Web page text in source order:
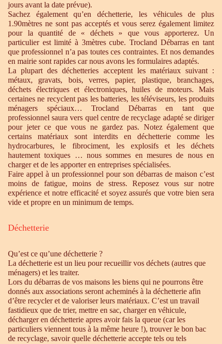
jours avant la date prévue).
Sachez également qu’en déchetterie, les véhicules de plus
1.90mètres ne sont pas acceptés et vous serez également limitez
pour la quantité de « déchets » que vous apporterez. Un
particulier est limité à 3mètres cube. Trocland Débarras en tant
que professionnel n’a pas toutes ces contraintes. Et nos demandes
en mairie sont rapides car nous avons les formulaires adaptés.
La plupart des déchetteries acceptent les matériaux suivant :
métaux, gravats, bois, verres, papier, plastique, branchages,
déchets électriques et électroniques, huiles de moteurs. Mais
certaines ne recyclent pas les batteries, les téléviseurs, les produits
ménagers spéciaux… Trocland Débarras en tant que
professionnel saura vers quel centre de recyclage adapté se diriger
pour jeter ce que vous ne gardez pas. Notez également que
certains matériaux sont interdits en déchetterie comme les
hydrocarbures, le fibrociment, les explosifs et les déchets
hautement toxiques … nous sommes en mesures de nous en
charger et de les apporter en entreprises spécialisées.
Faire appel à un professionnel pour son débarras de maison c’est
moins de fatigue, moins de stress. Reposez vous sur notre
expérience et notre efficacité et soyez assurés que votre bien sera
vide et propre en un minimum de temps.
Déchetterie
Qu’est ce qu’une déchetterie ?
La déchetterie est un lieu pour recueillir vos déchets (autres que
ménagers) et les traiter.
Lors du débarras de vos maisons les biens qui ne pourrons être
donnés aux associations seront acheminés à la déchetterie afin
d’être recycler et de valoriser leurs matériaux. C’est un travail
fastidieux que de trier, mettre en sac, charger en véhicule,
décharger en déchetterie apres avoir fais la queue (car les
particuliers viennent tous à la même heure !), trouver le bon bac
de recyclage, savoir quelle déchetterie accepte tels ou tels